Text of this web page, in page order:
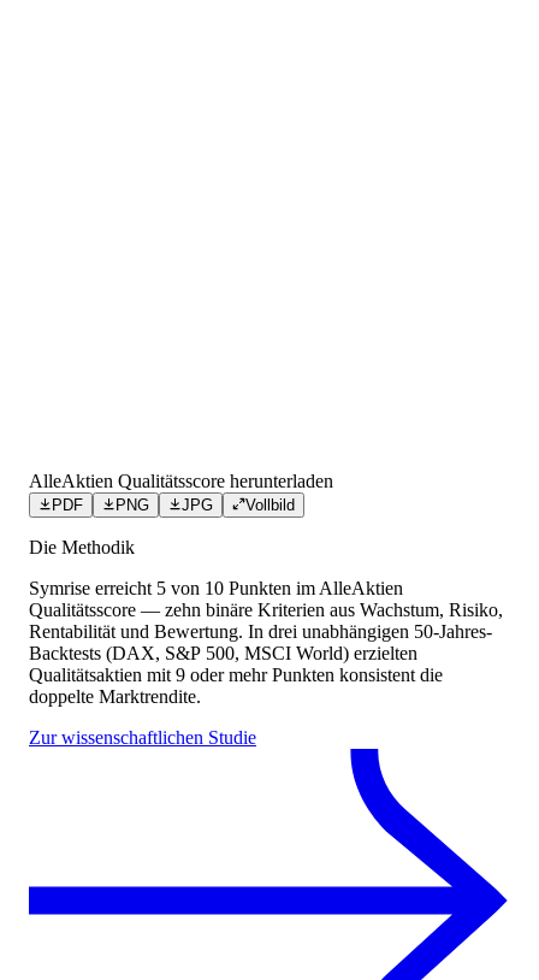
AlleAktien Qualitätsscore herunterladen
PDF PNG JPG Vollbild
Die Methodik
Symrise erreicht 5 von 10 Punkten im AlleAktien
Qualitätsscore — zehn binäre Kriterien aus Wachstum, Risiko,
Rentabilität und Bewertung. In drei unabhängigen 50-Jahres-
Backtests (DAX, S&P 500, MSCI World) erzielten
Qualitätsaktien mit 9 oder mehr Punkten konsistent die
doppelte Marktrendite.
Zur wissenschaftlichen Studie